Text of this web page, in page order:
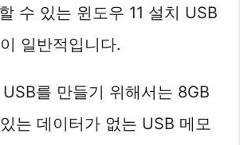
수 있는 윈도우 11 설치 USB
일반적입니다.
를 만들기 위해서는 8GB
는 데이터가 없는 USB 메모